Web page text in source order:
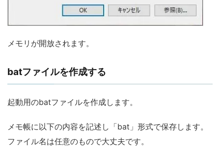
メモリが開放されます。
batファイルを作成する
起動用のbatファイルを作成します。
メモ帳に以下の内容を記述し「bat」形式で保存します。
ファイル名は任意のもので大丈夫です。